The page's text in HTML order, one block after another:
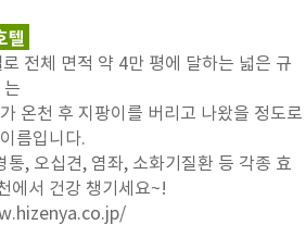
텔
전체 면적 약 4만 평에 달하는 넓은 규
온천 후 지팡이를 버리고 나왔을 정도로
름입니다.
통, 오십견, 염좌, 소화기질환 등 각종 효
에서 건강 챙기세요~!